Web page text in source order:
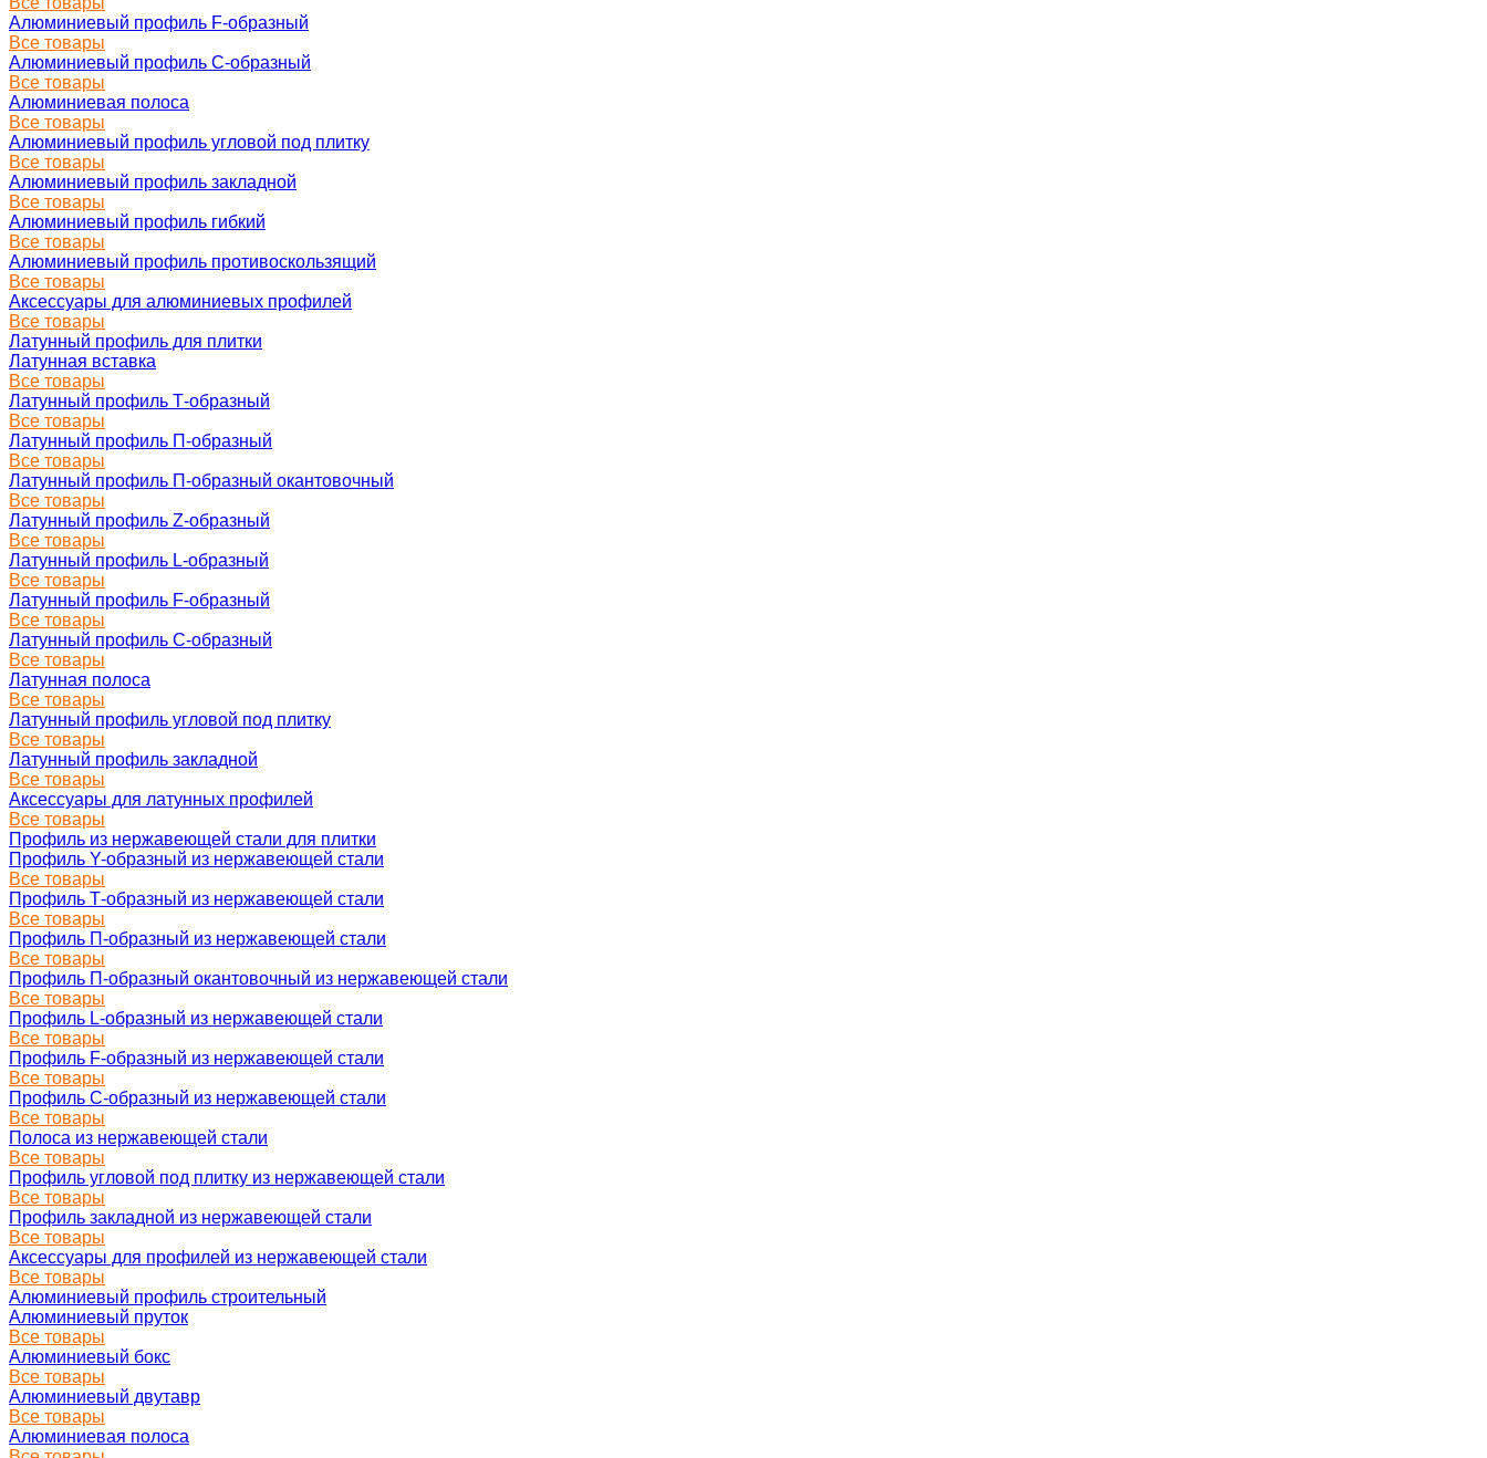
Алюминиевый профиль F-образный
Все товары
Алюминиевый профиль C-образный
Все товары
Алюминиевая полоса
Все товары
Алюминиевый профиль угловой под плитку
Все товары
Алюминиевый профиль закладной
Все товары
Алюминиевый профиль гибкий
Все товары
Алюминиевый профиль противоскользящий
Все товары
Аксессуары для алюминиевых профилей
Все товары
Латунный профиль для плитки
Латунная вставка
Все товары
Латунный профиль Т-образный
Все товары
Латунный профиль П-образный
Все товары
Латунный профиль П-образный окантовочный
Все товары
Латунный профиль Z-образный
Все товары
Латунный профиль L-образный
Все товары
Латунный профиль F-образный
Все товары
Латунный профиль C-образный
Все товары
Латунная полоса
Все товары
Латунный профиль угловой под плитку
Все товары
Латунный профиль закладной
Все товары
Аксессуары для латунных профилей
Все товары
Профиль из нержавеющей стали для плитки
Профиль Y-образный из нержавеющей стали
Все товары
Профиль Т-образный из нержавеющей стали
Все товары
Профиль П-образный из нержавеющей стали
Все товары
Профиль П-образный окантовочный из нержавеющей стали
Все товары
Профиль L-образный из нержавеющей стали
Все товары
Профиль F-образный из нержавеющей стали
Все товары
Профиль C-образный из нержавеющей стали
Все товары
Полоса из нержавеющей стали
Все товары
Профиль угловой под плитку из нержавеющей стали
Все товары
Профиль закладной из нержавеющей стали
Все товары
Аксессуары для профилей из нержавеющей стали
Все товары
Алюминиевый профиль строительный
Алюминиевый пруток
Все товары
Алюминиевый бокс
Все товары
Алюминиевый двутавр
Все товары
Алюминиевая полоса